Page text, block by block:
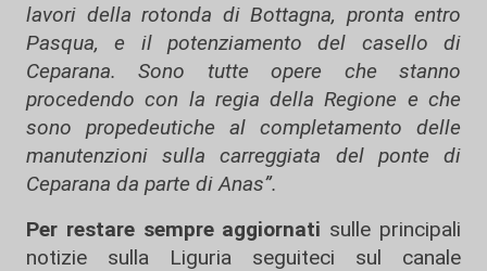
lavori della rotonda di Bottagna, pronta entro
Pasqua, e il potenziamento del casello di
Ceparana. Sono tutte opere che stanno
procedendo con la regia della Regione e che
sono propedeutiche al completamento delle
manutenzioni sulla carreggiata del ponte di
Ceparana da parte di Anas”.
Per restare sempre aggiornati sulle principali
notizie sulla Liguria seguiteci sul canale